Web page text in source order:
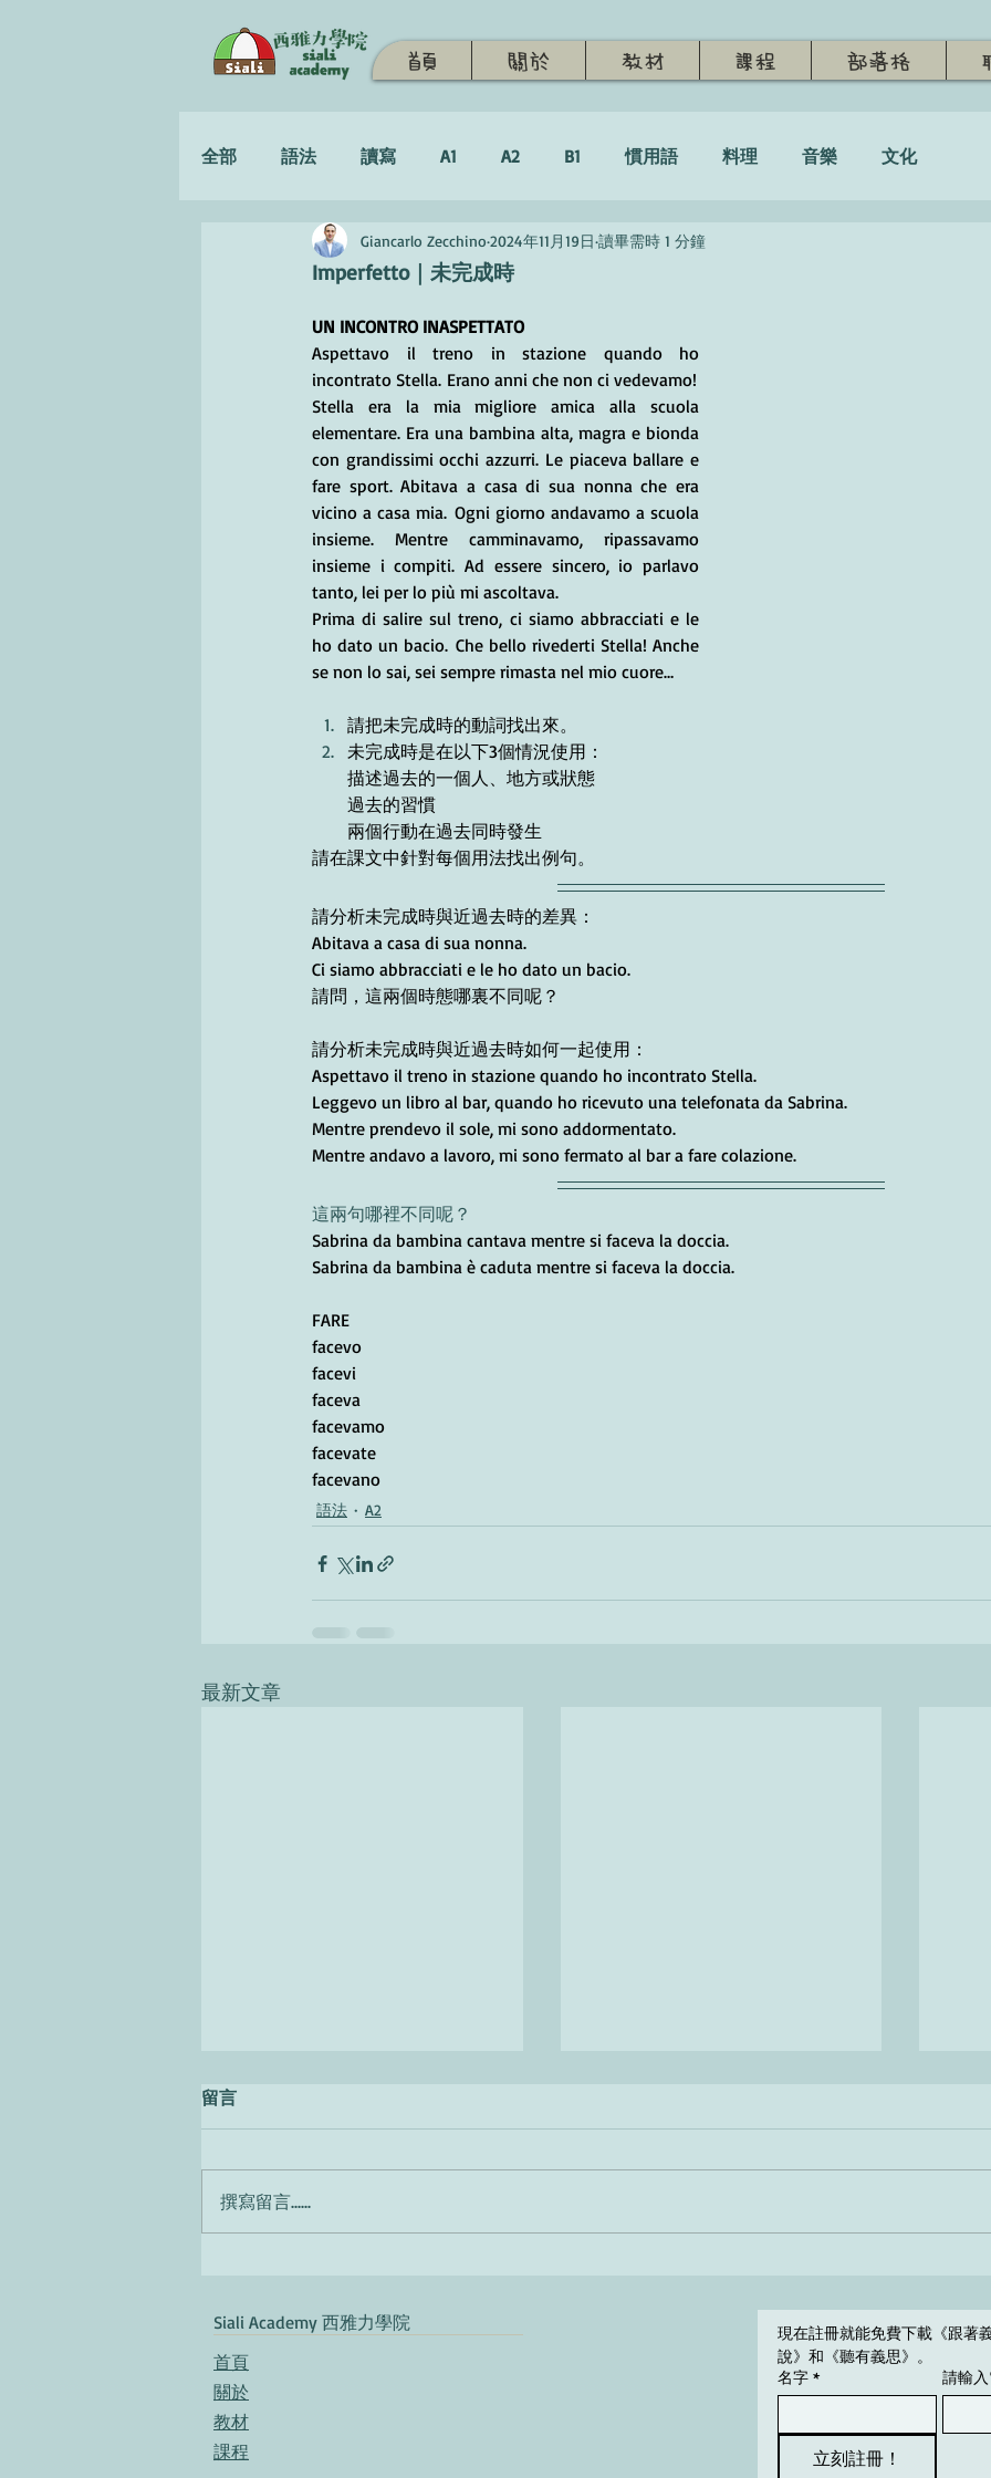
首頁 關於 教材 課程 部落格
全部 語法 讀寫 A1 A2 B1 慣用語 料理 音樂 文化
學習策略
Imperfetto｜未完成時
Giancarlo Zecchino 2024年11月19日 讀畢需時 1 分鐘
UN INCONTRO INASPETTATO
Aspettavo il treno in stazione quando ho
incontrato Stella. Erano anni che non ci vedevamo!
Stella era la mia migliore amica alla scuola
elementare. Era una bambina alta, magra e bionda
con grandissimi occhi azzurri. Le piaceva ballare e
fare sport. Abitava a casa di sua nonna che era
vicino a casa mia. Ogni giorno andavamo a scuola
insieme. Mentre camminavamo, ripassavamo
insieme i compiti. Ad essere sincero, io parlavo
tanto, lei per lo più mi ascoltava.
Prima di salire sul treno, ci siamo abbracciati e le
ho dato un bacio. Che bello rivederti Stella! Anche
se non lo sai, sei sempre rimasta nel mio cuore…
請把未完成時的動詞找出來。
未完成時是在以下3個情況使用：
描述過去的一個人、地方或狀態
過去的習慣
兩個行動在過去同時發生
請在課文中針對每個用法找出例句。
請分析未完成時與近過去時的差異：
Abitava a casa di sua nonna.
Ci siamo abbracciati e le ho dato un bacio.
請問，這兩個時態哪裏不同呢？
請分析未完成時與近過去時如何一起使用：
Aspettavo il treno in stazione quando ho incontrato Stella.
Leggevo un libro al bar, quando ho ricevuto una telefonata da Sabrina.
Mentre prendevo il sole, mi sono addormentato.
Mentre andavo a lavoro, mi sono fermato al bar a fare colazione.
這兩句哪裡不同呢？
Sabrina da bambina cantava mentre si faceva la doccia.
Sabrina da bambina è caduta mentre si faceva la doccia.
FARE
facevo
facevi
faceva
facevamo
facevate
facevano
語法 A2
最新文章
留言
撰寫留言......
​Siali Academy 西雅力學院
首頁​
關於
教材​
​課程
現在註冊就能免費下載《跟著
說》和《聽有義思》。
名字 * 請輸
立刻註冊！